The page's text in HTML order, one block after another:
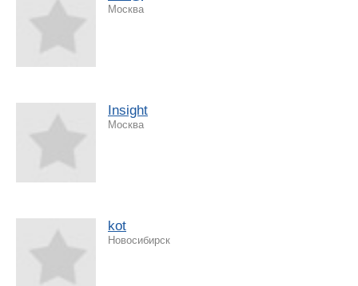
Москва
Insight
Москва
kot
Новосибирск